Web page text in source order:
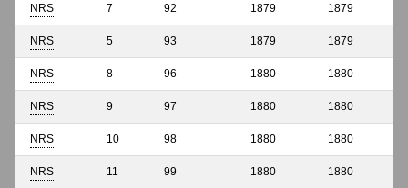
NRS 7 92 1879 1879
NRS 5 93 1879 1879
NRS 8 96 1880 1880
NRS 9 97 1880 1880
NRS 10 98 1880 1880
NRS 11 99 1880 1880